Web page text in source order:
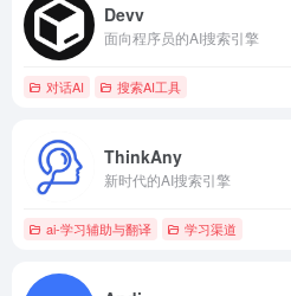
Devv
面向程序员的AI搜索引擎
对话AI 搜索AI工具
ThinkAny
新时代的AI搜索引擎
ai-学习辅助与翻译 学习渠道